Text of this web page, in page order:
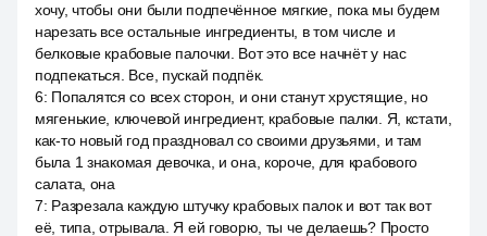
хочу, чтобы они были подпечённое мягкие, пока мы будем
нарезать все остальные ингредиенты, в том числе и
белковые крабовые палочки. Вот это все начнёт у нас
подпекаться. Все, пускай подпёк.
6: Попалятся со всех сторон, и они станут хрустящие, но
мягенькие, ключевой ингредиент, крабовые палки. Я, кстати,
как-то новый год праздновал со своими друзьями, и там
была 1 знакомая девочка, и она, короче, для крабового
салата, она
7: Разрезала каждую штучку крабовых палок и вот так вот
её, типа, отрывала. Я ей говорю, ты че делаешь? Просто